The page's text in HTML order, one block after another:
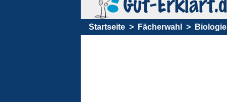
Startseite Fächerwahl Biologie